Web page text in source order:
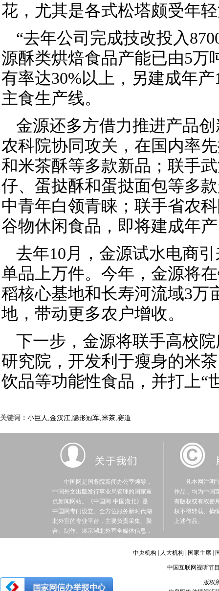
花，尤其是各式松塔颇受年
“去年公司完成技改投入
源酥类烘焙食品产能已由5万
有率达30%以上，另建成年
主食生产线。
金源还多方借力推进产品
农科院协同攻关，在国内率
和米茶酥等多款新品；联手
仔、蛋挞酥和蛋挞面包等多
中青年白领青睐；联手省农
谷物休闲食品，即将建成年
去年10月，金源试水电商
单品上万件。今年，金源将
稻核心基地和长寿河流域3万
地，带动更多农户增收。
下一步，金源将联手高校
研究院，开发利于瘦身的米
饮品等功能性食品，并打上“
关键词： 小巨人,金汉江,隐形冠军,米茶,赛道